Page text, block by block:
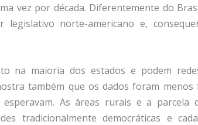
vez por década. Diferentemente do
norte-americano e,
na maioria dos estados e podem
também que os dados foram menos
As áreas rurais e a parcela
tradicionalmente democráticas e